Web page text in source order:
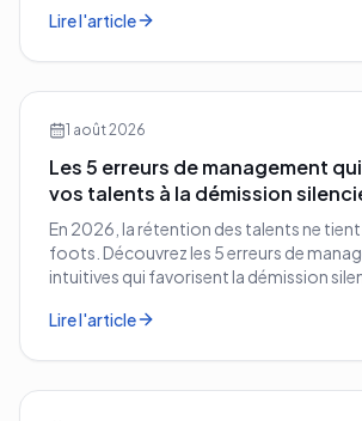
Lire l'article
1 août 2026
Les 5 erreurs de management
vos talents à la démission
En 2026, la rétention des talents ne
foots. Découvrez les 5 erreurs de
intuitives qui favorisent la démission
Lire l'article